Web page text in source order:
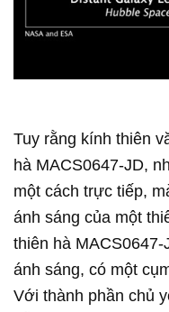
Tuy rằng kính thiên
hà MACS0647-JD,
một cách trực tiếp,
ánh sáng của một
thiên hà
ánh sáng, có một
Với thành phần chủ